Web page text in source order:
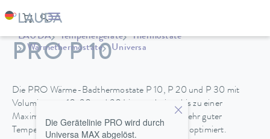
LAUDA Temperiergeräte
Thermostate
Wärmethermostate
Universa
PRO P 10
Die PRO Wärme-Badthermostate P 10, P 20 und P 30 mit
Volumina von 10, 20 und 30 Litern arbeiten bis zu einer
Maximaltemperatur von 250 °C und sind bei sehr guter
Temperaturstabilität für Anwendungen im Bad optimiert.
Die Gerätelinie PRO wird durch
Universa MAX abgelöst.